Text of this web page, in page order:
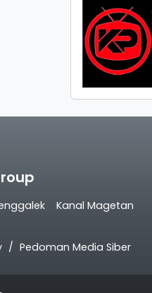
Kanal Magetan
Pedoman Media Siber